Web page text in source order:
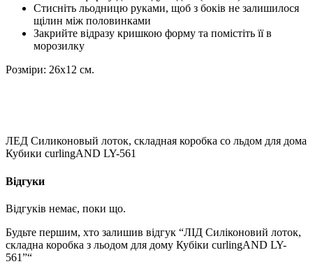
Стисніть льодницю руками, щоб з боків не залишилося
щілин між половинками
Закрийте відразу кришкою форму та помістіть її в
морозилку
Розміри: 26х12 см.
ЛЕД Силиконовый лоток, складная коробка со льдом для дома
Кубики curlingAND LY-561
Відгуки
Відгуків немає, поки що.
Будьте першим, хто залишив відгук “ЛІД Силіконовий лоток,
складна коробка з льодом для дому Кубіки curlingAND LY-
561”“